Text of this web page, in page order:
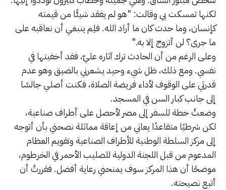
لكنها تمسكت بي وقالت: "هو لم يفقد شيئًا من قيمته
كإنسان، وما حدث كان ما أراد الله. فلِم ينبغي أن نعاقبه على
ما جرى؟ لن أتزوج إلا به."
وعلى الرغم من أن الحادث ترك آثاره عليّ، فقد أخفيتها في
نفسي. ومع ذلك، ظل شيء وحيد يشعرني بالضيق وهو عدم
قدرتي على الوقوف لأداء فريضة الصلاة، فكنت أصلي جالسًا
إلى جانب كبار السن في المسجد.
وضعتُ خطة للسفر إلى مصر لأحصل على أطراف صناعية،
لكن شرطيًا متقاعدًا يعاني من إعاقة مماثلة نصحني بأن أتوجه
إلى مركز السلطة الوطنية للأطراف الصناعية وتقويم العظام
المدعوم من قبل اللجنة الدولية للصليب الأحمر في الخرطوم،
موضحًا أن هذا المركز سوف يمنحني رعاية أفضل. فقررتُ أن
أتبع نصيحته.